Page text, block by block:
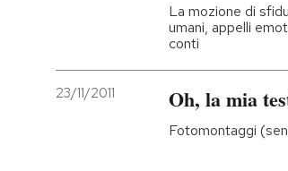
La mozione di
umani, appelli
conti
23/11/2011 Oh, la mia
Fotomontaggi